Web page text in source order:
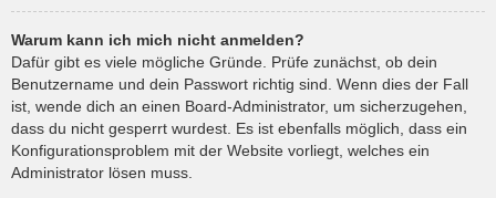
Warum kann ich mich nicht anmelden?
Dafür gibt es viele mögliche Gründe. Prüfe zunächst, ob dein
Benutzername und dein Passwort richtig sind. Wenn dies der Fall
ist, wende dich an einen Board-Administrator, um sicherzugehen,
dass du nicht gesperrt wurdest. Es ist ebenfalls möglich, dass ein
Konfigurationsproblem mit der Website vorliegt, welches ein
Administrator lösen muss.